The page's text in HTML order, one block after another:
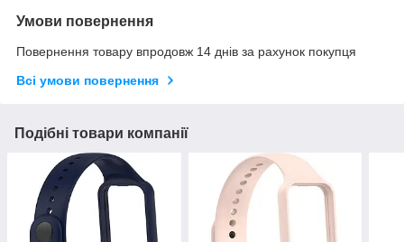
Умови повернення
Повернення товару впродовж 14 днів за рахунок покупця
Всі умови повернення
Подібні товари компанії